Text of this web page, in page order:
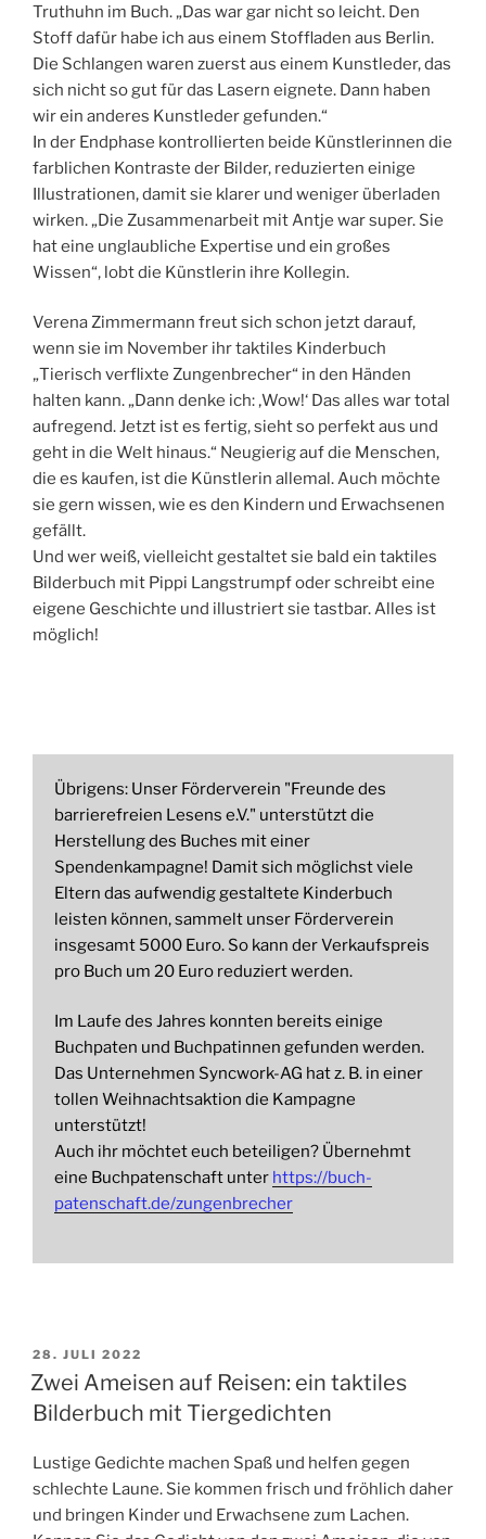
Truthuhn im Buch. „Das war gar nicht so leicht. Den
Stoff dafür habe ich aus einem Stoffladen aus Berlin.
Die Schlangen waren zuerst aus einem Kunstleder, das
sich nicht so gut für das Lasern eignete. Dann haben
wir ein anderes Kunstleder gefunden.“
In der Endphase kontrollierten beide Künstlerinnen die
farblichen Kontraste der Bilder, reduzierten einige
Illustrationen, damit sie klarer und weniger überladen
wirken. „Die Zusammenarbeit mit Antje war super. Sie
hat eine unglaubliche Expertise und ein großes
Wissen“, lobt die Künstlerin ihre Kollegin.
Verena Zimmermann freut sich schon jetzt darauf,
wenn sie im November ihr taktiles Kinderbuch
„Tierisch verflixte Zungenbrecher“ in den Händen
halten kann. „Dann denke ich: ‚Wow!‘ Das alles war total
aufregend. Jetzt ist es fertig, sieht so perfekt aus und
geht in die Welt hinaus.“ Neugierig auf die Menschen,
die es kaufen, ist die Künstlerin allemal. Auch möchte
sie gern wissen, wie es den Kindern und Erwachsenen
gefällt.
Und wer weiß, vielleicht gestaltet sie bald ein taktiles
Bilderbuch mit Pippi Langstrumpf oder schreibt eine
eigene Geschichte und illustriert sie tastbar. Alles ist
möglich!
Übrigens: Unser Förderverein "Freunde des
barrierefreien Lesens e.V." unterstützt die
Herstellung des Buches mit einer
Spendenkampagne! Damit sich möglichst viele
Eltern das aufwendig gestaltete Kinderbuch
leisten können, sammelt unser Förderverein
insgesamt 5000 Euro. So kann der Verkaufspreis
pro Buch um 20 Euro reduziert werden.
Im Laufe des Jahres konnten bereits einige
Buchpaten und Buchpatinnen gefunden werden.
Das Unternehmen Syncwork-AG hat z. B. in einer
tollen Weihnachtsaktion die Kampagne
unterstützt!
Auch ihr möchtet euch beteiligen? Übernehmt
eine Buchpatenschaft unter https://buch-
patenschaft.de/zungenbrecher
Zwei Ameisen auf Reisen: ein taktiles
Bilderbuch mit Tiergedichten
VERÖFFENTLICHT
AM
28. JULI 2022
Lustige Gedichte machen Spaß und helfen gegen
schlechte Laune. Sie kommen frisch und fröhlich daher
und bringen Kinder und Erwachsene zum Lachen.